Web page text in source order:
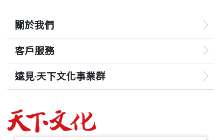
關於我們
客戶服務
遠見‧天下文化事業群
哈佛商業評論